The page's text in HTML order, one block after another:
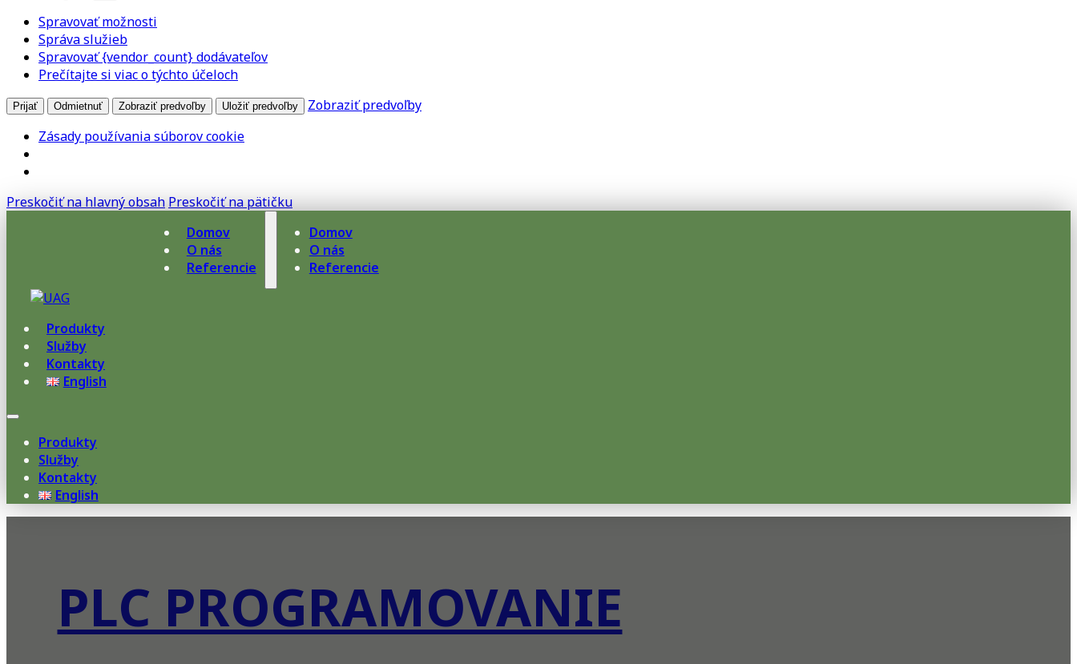
Spravovať možnosti
Správa služieb
Spravovať {vendor_count} dodávateľov
Prečítajte si viac o týchto účeloch
Prijať Odmietnuť Zobraziť predvoľby Uložiť predvoľby
Zobraziť predvoľby
Zásady používania súborov cookie
Preskočiť na hlavný obsah Preskočiť na pätičku
Domov
O nás
Referencie
Domov
O nás
Referencie
Produkty
Služby
Kontakty
English
Produkty
Služby
Kontakty
English
PLC PROGRAMOVANIE